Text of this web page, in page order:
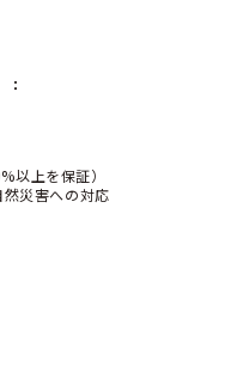
以上を保証）
災害への対応